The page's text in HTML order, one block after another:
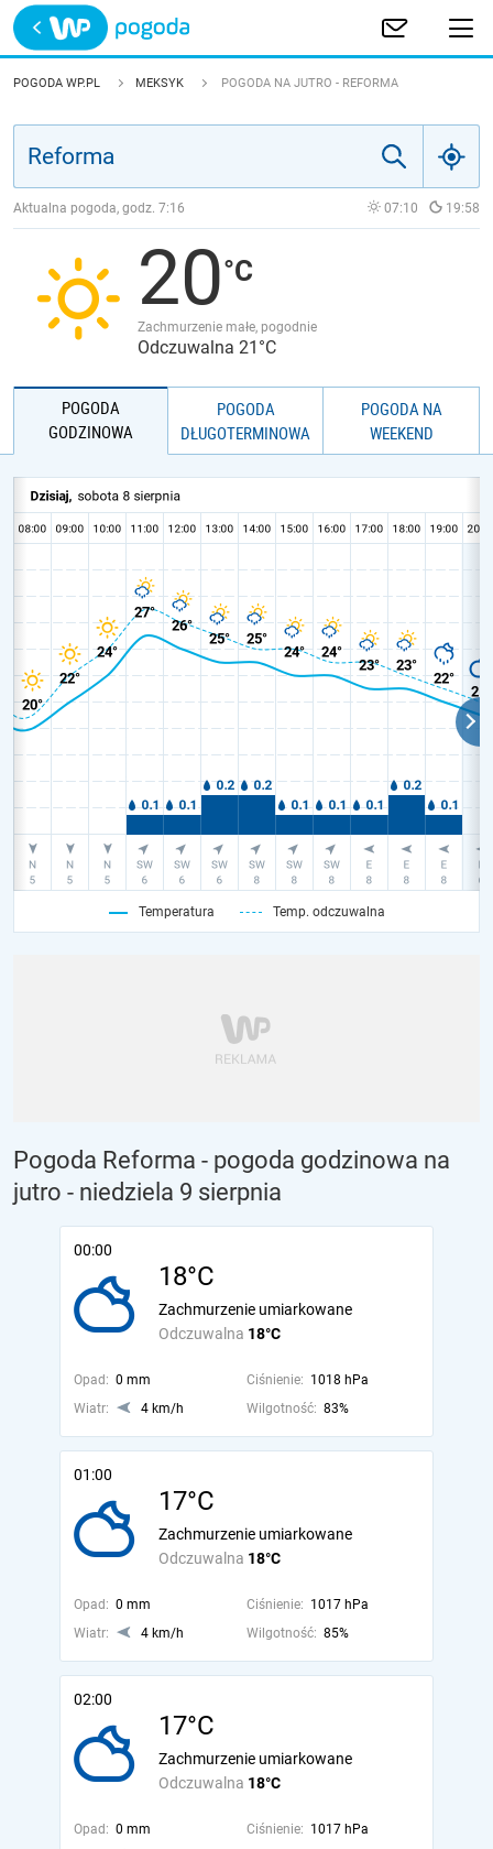
Trwa ładowanie
POLSKA
JAKOŚĆ POWIETRZA
POGODA WP.PL MEKSYK POGODA NA JUTRO - REFORMA
Aktualna pogoda, godz. 7:16 07:10 19:58
20
Zachmurzenie małe, pogodnie
Odczuwalna 21°C
POGODA
GODZINOWA
POGODA
DŁUGOTERMINOWA
POGODA NA
WEEKEND
Temperatura Temp. odczuwalna
Pogoda Reforma - pogoda godzinowa na
jutro - niedziela 9 sierpnia
00:00
18°C
Odczuwalna 18°C
Zachmurzenie umiarkowane
Opad: 0 mm Ciśnienie: 1018 hPa
Wiatr:
4 km/h Wilgotność: 83%
01:00
17°C
Odczuwalna 18°C
Zachmurzenie umiarkowane
Opad: 0 mm Ciśnienie: 1017 hPa
Wiatr:
4 km/h Wilgotność: 85%
02:00
17°C
Odczuwalna 18°C
Zachmurzenie umiarkowane
Opad: 0 mm Ciśnienie: 1017 hPa